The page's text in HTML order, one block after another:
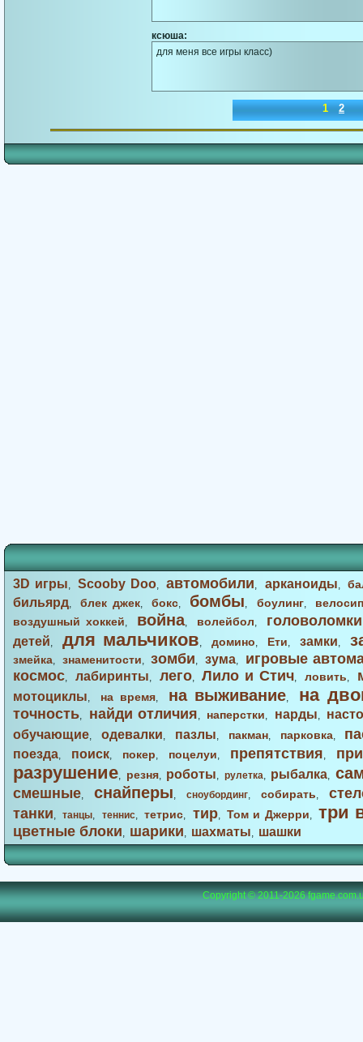
ксюша:
для меня все игры класс)
1 2
3D игры,Scooby Doo,автомобили, арканоиды,
бильярд,блек джек,бокс, бомбы, боулинг,
воздушный хоккей, война, волейбол, головоломки
детей, для мальчиков, домино, Ети, замки,
змейка, знаменитости,зомби, зума,
игровые
космос, лабиринты, лего,Лило и Стич,ловить,
мотоциклы, на время, на выживание, на
точность, найди отличия, наперстки, нарды,
обучающие, одевалки, пазлы, пакман, парковка,
поезда, поиск, покер, поцелуи, препятствия,
разрушение, резня, роботы, рулетка, рыбалка,
смешные, снайперы, сноубординг, собирать,
танки,танцы, теннис,тетрис, тир,Том и Джерри, три
цветные блоки, шарики, шахматы, шашки
Copyright © 2011-2026